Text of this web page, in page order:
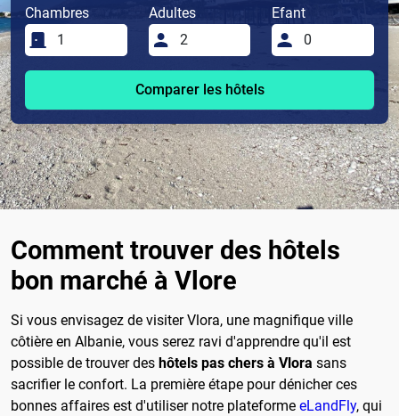
Chambres Adultes Efant
Comparer les hôtels
Comment trouver des hôtels
bon marché à Vlore
Si vous envisagez de visiter Vlora, une magnifique ville
côtière en Albanie, vous serez ravi d'apprendre qu'il est
possible de trouver des hôtels pas chers à Vlora sans
sacrifier le confort. La première étape pour dénicher ces
bonnes affaires est d'utiliser notre plateforme eLandFly, qui